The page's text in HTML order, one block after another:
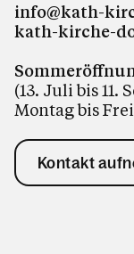
info@kath-
kath-kirche-
(13. Juli bis 11.
Montag bis
Kontakt